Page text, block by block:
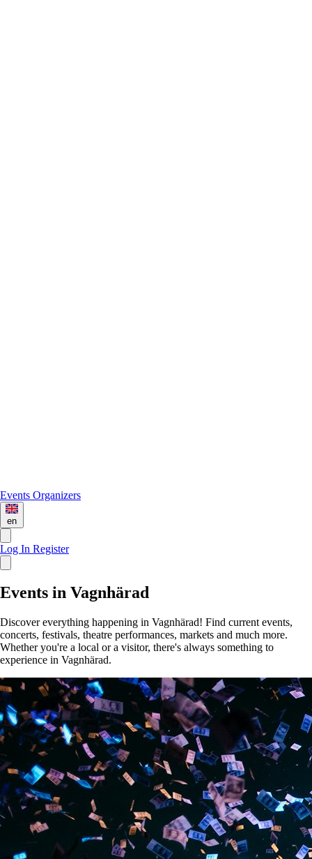
Events Organizers
en
Log In Register
Events in Vagnhärad
Discover everything happening in Vagnhärad! Find current events,
concerts, festivals, theatre performances, markets and much more.
Whether you're a local or a visitor, there's always something to
experience in Vagnhärad.